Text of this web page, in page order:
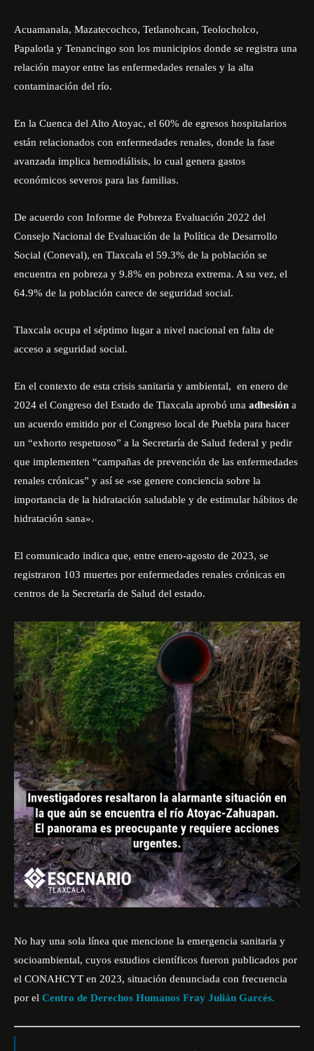
Acuamanala, Mazatecochco, Tetlanohcan, Teolocholco,
Papalotla y Tenancingo son los municipios donde se registra una
relación mayor entre las enfermedades renales y la alta
contaminación del río.
En la Cuenca del Alto Atoyac, el 60% de egresos hospitalarios
están relacionados con enfermedades renales, donde la fase
avanzada implica hemodiálisis, lo cual genera gastos
económicos severos para las familias.
De acuerdo con Informe de Pobreza Evaluación 2022 del
Consejo Nacional de Evaluación de la Política de Desarrollo
Social (Coneval), en Tlaxcala el 59.3% de la población se
encuentra en pobreza y 9.8% en pobreza extrema. A su vez, el
64.9% de la población carece de seguridad social.
Tlaxcala ocupa el séptimo lugar a nivel nacional en falta de
acceso a seguridad social.
En el contexto de esta crisis sanitaria y ambiental, en enero de
2024 el Congreso del Estado de Tlaxcala aprobó una adhesión a
un acuerdo emitido por el Congreso local de Puebla para hacer
un “exhorto respetuoso” a la Secretaría de Salud federal y pedir
que implementen “campañas de prevención de las enfermedades
renales crónicas” y así se «se genere conciencia sobre la
importancia de la hidratación saludable y de estimular hábitos de
hidratación sana».
El comunicado indica que, entre enero-agosto de 2023, se
registraron 103 muertes por enfermedades renales crónicas en
centros de la Secretaría de Salud del estado.
No hay una sola línea que mencione la emergencia sanitaria y
socioambiental, cuyos estudios científicos fueron publicados por
el CONAHCYT en 2023, situación denunciada con frecuencia
por el Centro de Derechos Humanos Fray Julián Garcés.